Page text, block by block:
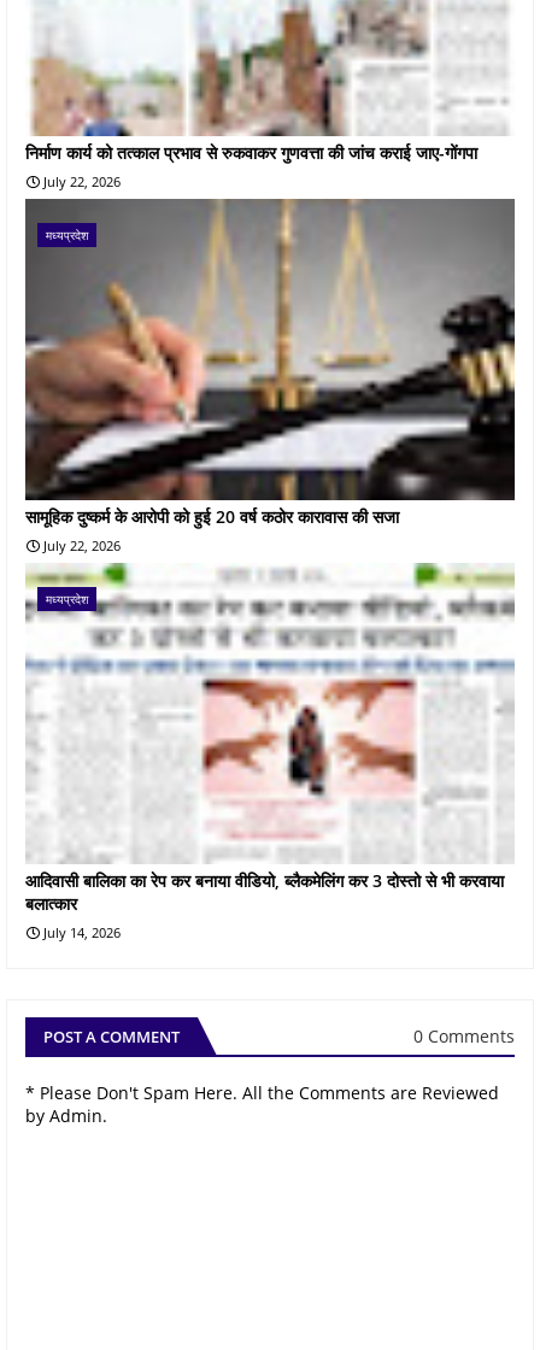
निर्माण कार्य को तत्काल प्रभाव से रुकवाकर गुणवत्ता की जांच कराई जाए-गोंगपा
July 22, 2026
मध्यप्रदेश
सामूहिक दुष्कर्म के आरोपी को हुई 20 वर्ष कठोर कारावास की सजा
July 22, 2026
मध्यप्रदेश
आदिवासी बालिका का रेप कर बनाया वीडियो, ब्लैकमेलिंग कर 3 दोस्तो से भी करवाया
बलात्कार
July 14, 2026
POST A COMMENT 0 Comments
* Please Don't Spam Here. All the Comments are Reviewed
by Admin.